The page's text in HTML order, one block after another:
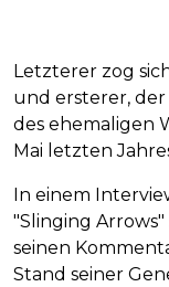
Letzterer zog
und ersterer,
des ehemaligen
Mai letzten
In einem
"Slinging
seinen
Stand seiner